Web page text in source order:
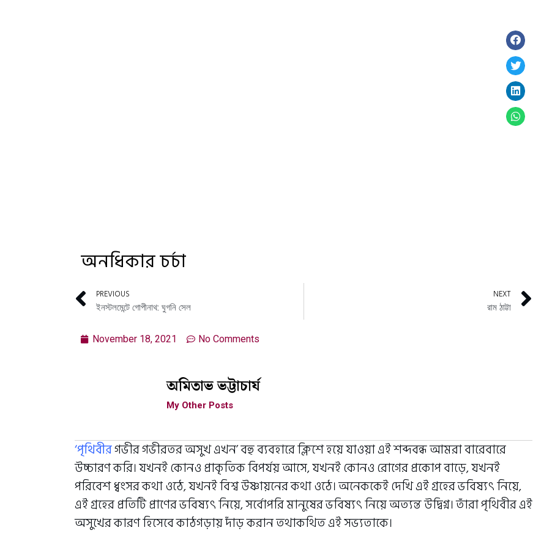
অনধিকার চর্চা
PREVIOUS
ইনস্টলমেন্টে গোপীনাথ: ঘুগনি সেল
NEXT
রাম ঠাট্টা
November 18, 2021 No Comments
অমিতাভ ভট্টাচার্য
My Other Posts
‘পৃথিবীরগভীর গভীরতর অসুখ এখন’ বহু ব্যবহারে ক্লিশে হয়ে যাওয়া এই শব্দবন্ধ আমরা বারেবারে
উচ্চারণ করি। যখনই কোনও প্রাকৃতিক বিপর্যয় আসে, যখনই কোনও রোগের প্রকোপ বাড়ে, যখনই
পরিবেশ ধ্বংসর কথা ওঠে, যখনই বিশ্ব উষ্ণায়নের কথা ওঠে। অনেককেই দেখি এই গ্রহের ভবিষ্যৎ নিয়ে,
এই গ্রহের প্রতিটি প্রাণের ভবিষ্যৎ নিয়ে, সর্বোপরি মানুষের ভবিষ্যৎ নিয়ে অত্যন্ত উদ্বিগ্ন। তাঁরা পৃথিবীর এই
অসুখের কারণ হিসেবে কাঠগড়ায় দাঁড় করান তথাকথিত এই সভ্যতাকে।